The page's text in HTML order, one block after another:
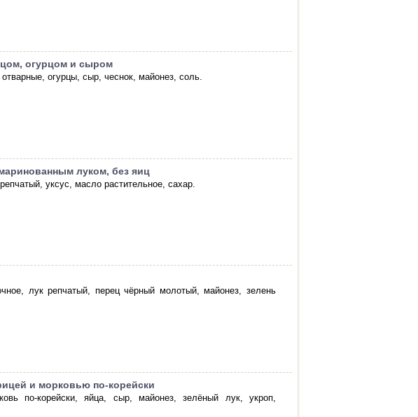
огурцом и сыром
огурцы, сыр, чеснок, майонез, соль.
луком, без яиц
уксус, масло растительное, сахар.
лук репчатый, перец чёрный молотый, майонез, зелень
и морковью по-корейски
по-корейски, яйца, сыр, майонез, зелёный лук, укроп,